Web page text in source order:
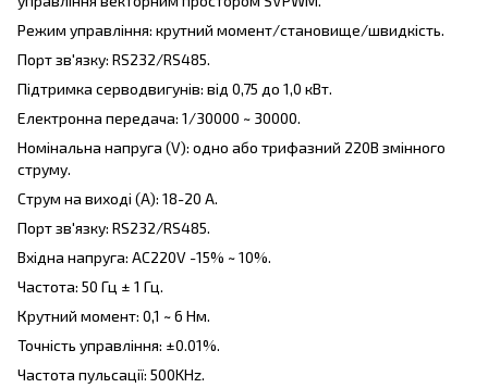
Режим управління: крутний момент/становище/швидкість.
Порт зв'язку: RS232/RS485.
Підтримка серводвигунів: від 0,75 до 1,0 кВт.
Електронна передача: 1/30000 ~ 30000.
Номінальна напруга (V): одно або трифазний 220В змінного
струму.
Струм на виході (А): 18-20 A.
Порт зв'язку: RS232/RS485.
Вхідна напруга: AC220V -15% ~ 10%.
Частота: 50 Гц ± 1 Гц.
Крутний момент: 0,1 ~ 6 Нм.
Точність управління: ±0.01%.
Частота пульсації: 500KHz.